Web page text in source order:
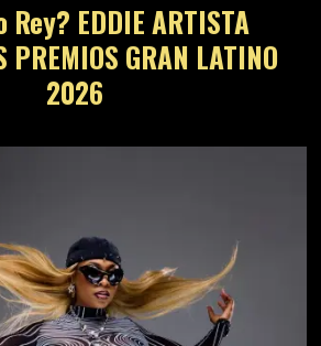
Rey? EDDIE ARTISTA
PREMIOS GRAN LATINO
2026